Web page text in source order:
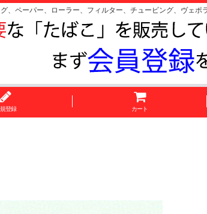
、ペーパー、ローラー、フィルター、チュービング、ヴェポ
登録 カート